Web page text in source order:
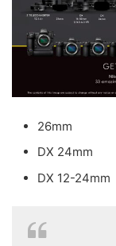
26mm
DX 24mm
DX 12-24mm